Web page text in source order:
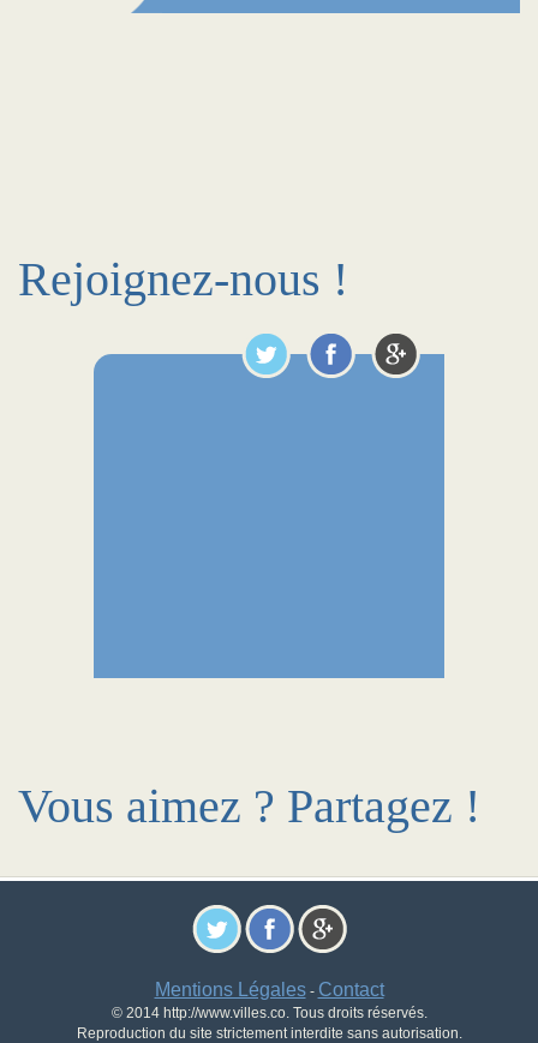
Rejoignez-nous !
Vous aimez ? Partagez !
Mentions Légales- Contact
© 2014 http://www.villes.co. Tous droits réservés.
Reproduction du site strictement interdite sans autorisation.